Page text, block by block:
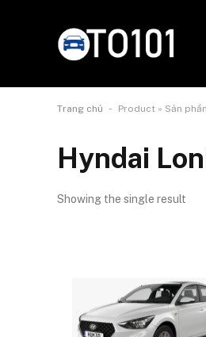
Trang chủ - Product » Sản
Hyndai
Showing the single result